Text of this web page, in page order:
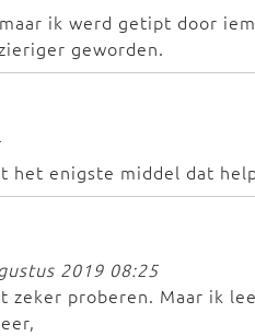
ik werd getipt door
geworden.
het enigste middel dat
2019 08:25
zeker proberen. Maar ik